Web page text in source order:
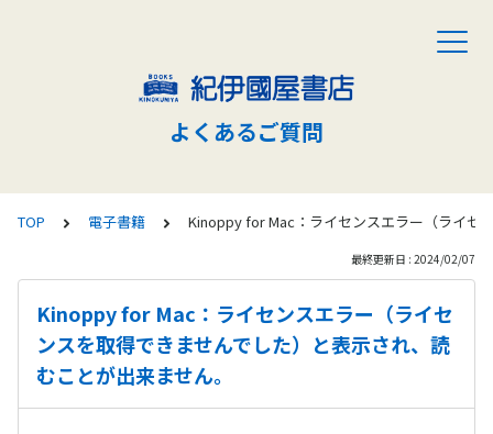
よくあるご質問
TOP 電子書籍 Kinoppy for Mac：ライセンスエラー（ライセ
最終更新日 : 2024/02/07
Kinoppy for Mac：ライセンスエラー（ライセ
ンスを取得できませんでした）と表示され、読
むことが出来ません。